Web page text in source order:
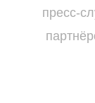
пресс-